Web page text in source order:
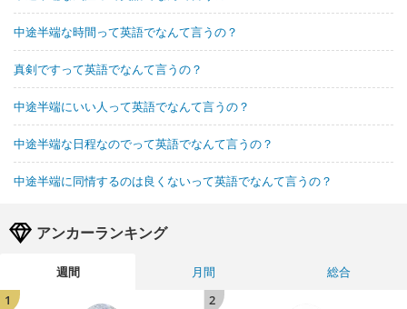
中途半端な時間って英語でなんて言うの？
真剣ですって英語でなんて言うの？
中途半端にいい人って英語でなんて言うの？
中途半端な日程なのでって英語でなんて言うの？
中途半端に同情するのは良くないって英語でなんて言うの？
アンカーランキング
週間 月間
総合
1
2